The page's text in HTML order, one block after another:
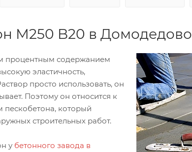
М250 B20 в Домодедово
процентным содержанием
эластичность,
просто использовать, он
Поэтому он относится к
который
строительных работ.
у бетонного завода в